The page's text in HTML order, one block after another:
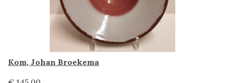
Kom, Johan Broekema